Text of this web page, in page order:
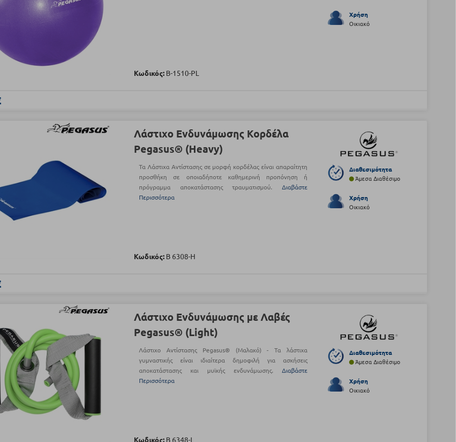
Κωδικός: Β-1510-PL
Χρήση
Οικιακό
Λάστιχο Ενδυνάμωσης Κορδέλα
Pegasus® (Heavy)
Τα Λάστιχα Αντίστασης σε μορφή κορδέλας είναι απαραίτητη
προσθήκη σε οποιαδήποτε καθημερινή προπόνηση ή
πρόγραμμα αποκατάστασης τραυματισμού. Διαβάστε
Περισσότερα
Κωδικός: Β 6308-H
Διαθεσιμότητα
Άμεσα Διαθέσιμο
Χρήση
Οικιακό
Λάστιχο Ενδυνάμωσης με Λαβές
Pegasus® (Light)
Λάστιχο Αντίστασης Pegasus® (Μαλακό) - Τα λάστιχα
γυμναστικής είναι ιδιαίτερα δημοφιλή για ασκήσεις
αποκατάστασης και μυϊκής ενδυνάμωσης. Διαβάστε
Περισσότερα
Κωδικός: Β 6348-L
Διαθεσιμότητα
Άμεσα Διαθέσιμο
Χρήση
Οικιακό